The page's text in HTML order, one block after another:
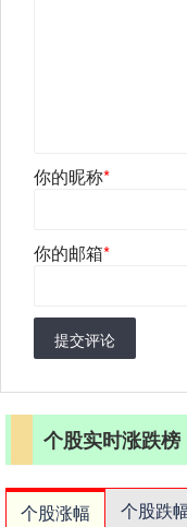
你的昵称*
你的邮箱*
提交评论
个股实时涨跌榜
个股涨幅 个股跌